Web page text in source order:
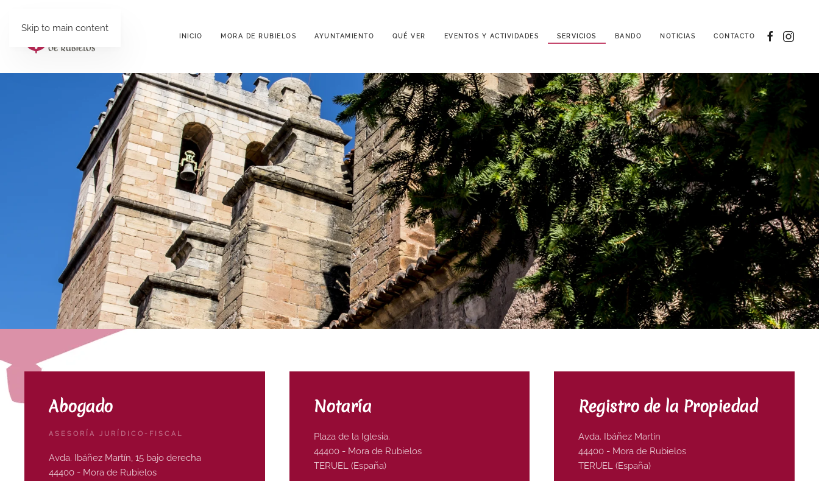
Skip to main content
INICIO MORA DE RUBIELOS AYUNTAMIENTO QUÉ VER EVENTOS Y ACTIVIDADES SERVICIOS BANDO NOTICIAS CONTACTO
Abogado
ASESORÍA JURÍDICO-FISCAL
Avda. Ibáñez Martín, 15 bajo derecha
44400 - Mora de Rubielos
Notaría
Plaza de la Iglesia.
44400 - Mora de Rubielos
TERUEL (España)
Registro de la Propiedad
Avda. Ibáñez Martín
44400 - Mora de Rubielos
TERUEL (España)